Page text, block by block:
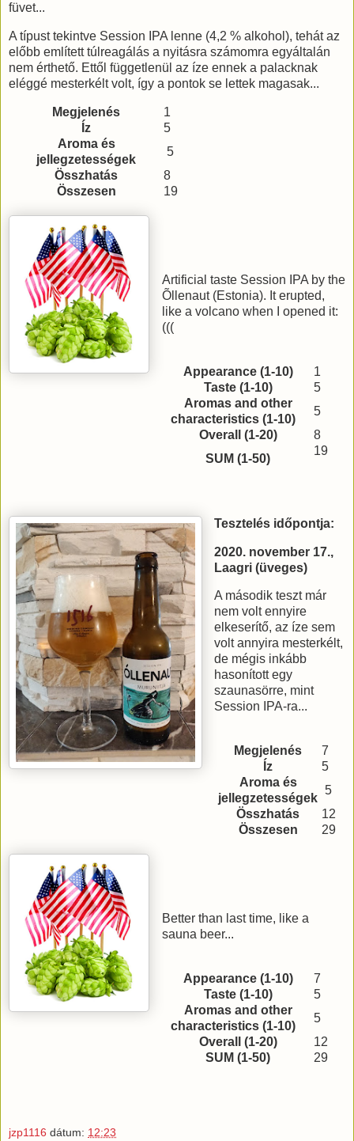
füvet...
A típust tekintve Session IPA lenne (4,2 % alkohol), tehát az
előbb említett túlreagálás a nyitásra számomra egyáltalán
nem érthető. Ettől függetlenül az íze ennek a palacknak
eléggé mesterkélt volt, így a pontok se lettek magasak...
Megjelenés
1
Íz
5
Aroma és
jellegzetességek
5
Összhatás
8
Összesen
19
Artificial taste Session IPA by the
Õllenaut (Estonia). It erupted,
like a volcano when I opened it:
(((
Appearance (1-10)
1
Taste (1-10)
5
Aromas and other
characteristics (1-10)
5
Overall (1-20)
8
SUM (1-50)
19
Tesztelés időpontja:
2020. november 17.,
Laagri (üveges)
A második teszt már
nem volt ennyire
elkeserítő, az íze sem
volt annyira mesterkélt,
de mégis inkább
hasonított egy
szaunasörre, mint
Session IPA-ra...
Megjelenés
7
Íz
5
Aroma és
jellegzetességek
5
Összhatás
12
Összesen
29
Better than last time, like a
sauna beer...
Appearance (1-10)
7
Taste (1-10)
5
Aromas and other
characteristics (1-10)
5
Overall (1-20)
12
SUM (1-50)
29
jzp1116 dátum: 12:23